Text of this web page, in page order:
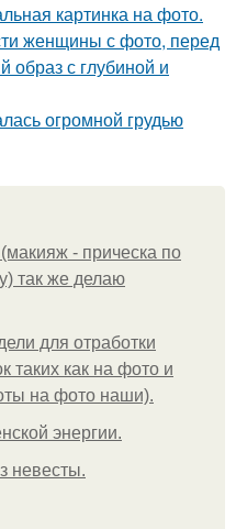
картинка на фото.
женщины с фото, перед
образ с глубиной и
огромной грудью
- прическа по
так же делаю
для отработки
таких как на фото и
на фото наши).
энергии.
невесты.